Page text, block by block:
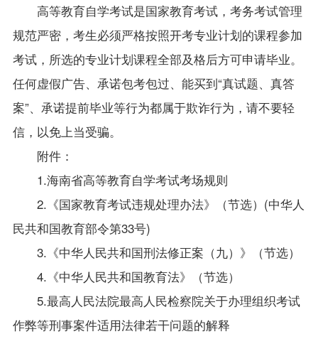
高等教育自学考试是国家教育考试，考务考试管理
规范严密，考生必须严格按照开考专业计划的课程参加
考试，所选的专业计划课程全部及格后方可申请毕业。
任何虚假广告、承诺包考包过、能买到“真试题、真答
案”、承诺提前毕业等行为都属于欺诈行为，请不要轻
信，以免上当受骗。
附件：
1.海南省高等教育自学考试考场规则
2. 《国家教育考试违规处理办法》（节选）(中华人
民共和国教育部令第33号)
3. 《中华人民共和国刑法修正案（九）》（节选）
4. 《中华人民共和国教育法》（节选）
5.最高人民法院最高人民检察院关于办理组织考试
作弊等刑事案件适用法律若干问题的解释